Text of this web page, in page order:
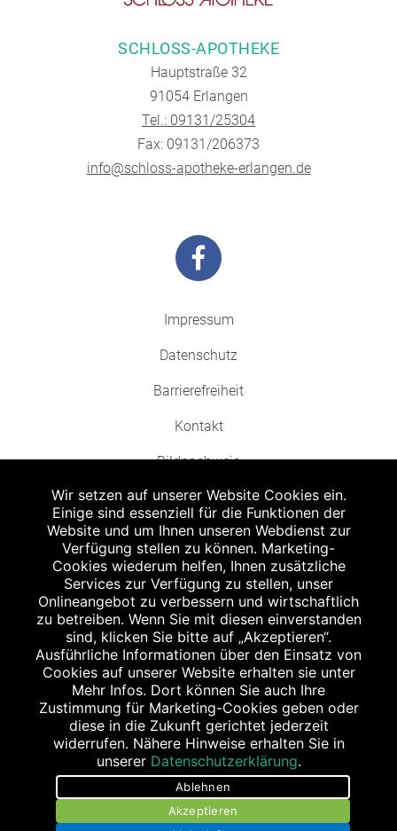
SCHLOSS-APOTHEKE
Hauptstraße 32
91054 Erlangen
Tel.: 09131/25304
Fax: 09131/206373
info@schloss-apotheke-erlangen.de
Impressum
Datenschutz
Barrierefreiheit
Kontakt
Bildnachweis
Abgabe in haushaltsüblichen Mengen, solange der Vorrat reicht. Für Druck-
und Satzfehler keine Haftung.
Zu Risiken und Nebenwirkungen lesen Sie die Packungsbeilage und fragen
Sie Ihren Arzt oder Apotheker.
Angabe nach der deutschen Arzneimitteltaxe Apothekenerstattungspreis
(AEP). Der AEP ist keine unverbindliche Preisempfehlung der Hersteller. Der
AEP ist ein von den Apotheken in Ansatz gebrachter Preis für rezeptfreie
Arzneimittel. Er entspricht in der Höhe dem für Apotheken verbindlichen
Abgabepreis, zu dem eine Apotheke in bestimmten Fällen (z.B. bei Kindern
unter 12 Jahren) das Produkt mit der gesetzlichen Krankenversicherung
abrechnet. Der AEP ist der allgemeine Erstattungspreis im Falle einer
Kostenübernahme durch die gesetzlichen Krankenkassen, vor Abzug eines
Zwangsrabattes (zur Zeit 5%) nach §130 Abs. 1 SGB V.
Unverbindliche Preisempfehlung des Herstellers (UVP).
powered by apovena.de
Wir setzen auf unserer Website Cookies ein.
Einige sind essenziell für die Funktionen der
Website und um Ihnen unseren Webdienst zur
Verfügung stellen zu können. Marketing-
Cookies wiederum helfen, Ihnen zusätzliche
Services zur Verfügung zu stellen, unser
Onlineangebot zu verbessern und wirtschaftlich
zu betreiben. Wenn Sie mit diesen einverstanden
sind, klicken Sie bitte auf „Akzeptieren“.
Ausführliche Informationen über den Einsatz von
Cookies auf unserer Website erhalten sie unter
Mehr Infos. Dort können Sie auch Ihre
Zustimmung für Marketing-Cookies geben oder
diese in die Zukunft gerichtet jederzeit
widerrufen. Nähere Hinweise erhalten Sie in
unserer Datenschutzerklärung.
Ablehnen
Akzeptieren